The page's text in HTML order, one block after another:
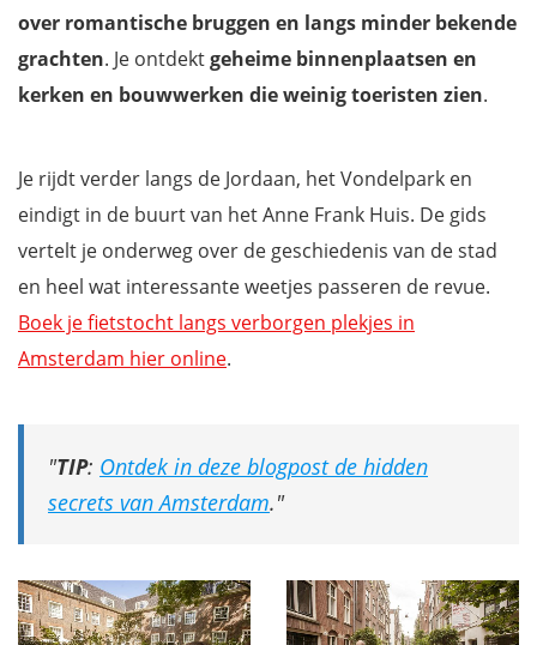
over romantische bruggen en langs minder bekende
grachten. Je ontdektgeheime binnenplaatsen en
kerken en bouwwerken die weinig toeristen zien.
Je rijdt verder langs de Jordaan, het Vondelpark en
eindigt in de buurt van het Anne Frank Huis. De gids
vertelt je onderweg over de geschiedenis van de stad
en heel wat interessante weetjes passeren de revue.
Boek je fietstocht langs verborgen plekjes in
Amsterdam hier online.
TIP: Ontdek in deze blogpost de hidden
secrets van Amsterdam.